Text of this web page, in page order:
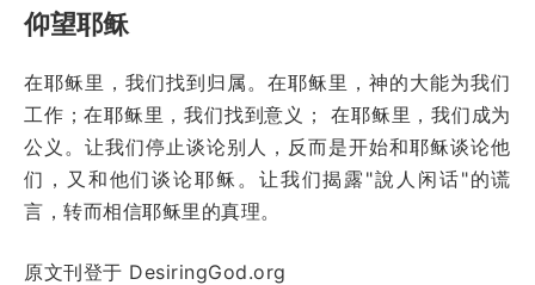
仰望耶稣
在耶稣里，我们找到归属。在耶稣里，神的大能为我们
工作；在耶稣里，我们找到意义； 在耶稣里，我们成为
公义。让我们停止谈论别人，反而是开始和耶稣谈论他
们，又和他们谈论耶稣。让我们揭露"說人闲话"的谎
言，转而相信耶稣里的真理。
原文刊登于 DesiringGod.org